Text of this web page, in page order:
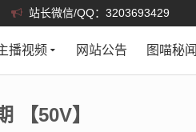
站长微信/QQ：3203693429
播视频 网站公告 图喵秘闻
【50V】